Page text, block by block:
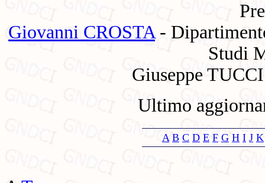
Giovanni CROSTA-
Studi
Giuseppe
Ultimo
A B C D E F G H I J K